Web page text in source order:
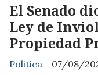
El Senado
Ley de
Propiedad
Politica
07/08/